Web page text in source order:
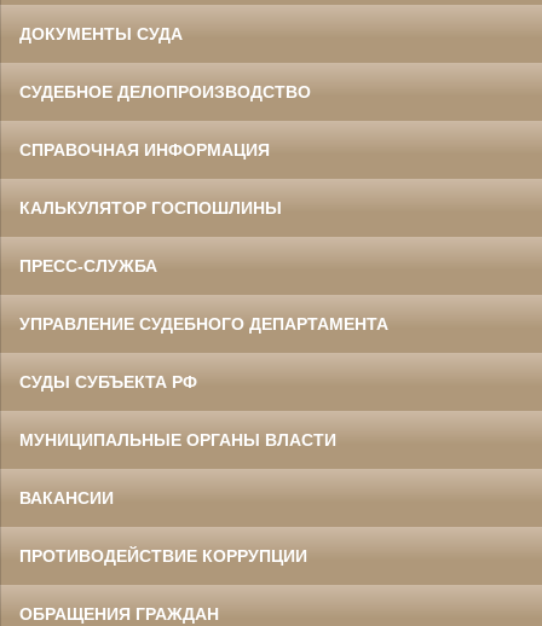
ДОКУМЕНТЫ СУДА
СУДЕБНОЕ ДЕЛОПРОИЗВОДСТВО
СПРАВОЧНАЯ ИНФОРМАЦИЯ
КАЛЬКУЛЯТОР ГОСПОШЛИНЫ
ПРЕСС-СЛУЖБА
УПРАВЛЕНИЕ СУДЕБНОГО ДЕПАРТАМЕНТА
СУДЫ СУБЪЕКТА РФ
МУНИЦИПАЛЬНЫЕ ОРГАНЫ ВЛАСТИ
ВАКАНСИИ
ПРОТИВОДЕЙСТВИЕ КОРРУПЦИИ
ОБРАЩЕНИЯ ГРАЖДАН